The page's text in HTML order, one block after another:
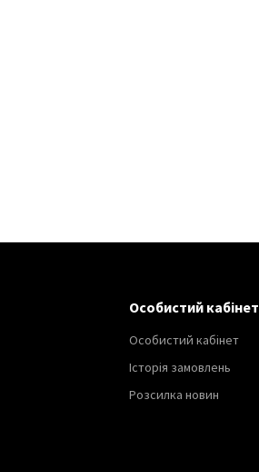
Особистий кабінет
Особистий кабінет
Історія замовлень
Розсилка новин